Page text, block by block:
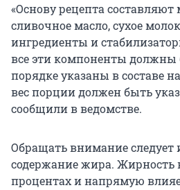
«Основу рецепта
сливочное масло, сухое
ингредиенты и
все эти компоненты должны
порядке указаны в составе
вес порции должен быть
сообщили в ведомстве.
Обращать внимание следует
содержание жира. Жирность
процентах и напрямую